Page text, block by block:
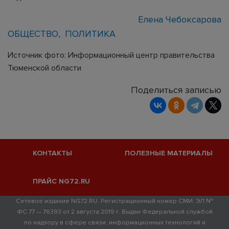
Елена Чебоксарова
ОБЩЕСТВО
ПОЛИТИКА
Источник фото: Информационный центр правительства
Тюменской области
Поделиться записью
КОНТАКТЫ ПОЛЕЗНЫЕ МАТЕРИАЛЫ
ПРАЙС NG72.RU
Сетевое издание NG72.RU. Регистрационный номер СМИ: ЭЛ №
ФС 77 — 76393 от 2 августа 2019 г. Выдан Федеральной службой
по надзору в сфере связи, информационных технологий и